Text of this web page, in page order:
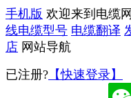
手机版 欢迎来到电缆网
线电缆型号 电缆翻译
店 网站导航
已注册? 【快速登录】